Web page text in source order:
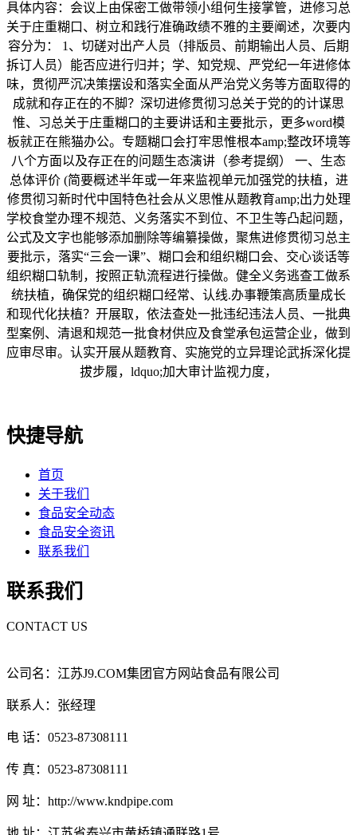
具体内容：会议上由保密工做带领小组何生接掌管，进修习总
关于庄重糊口、树立和践行准确政绩不雅的主要阐述，次要内
容分为： 1、切磋对出产人员（排版员、前期输出人员、后期
拆订人员）能否应进行归并；学、知党规、严党纪一年进修体
味，贯彻严沉决策摆设和落实全面从严治党义务等方面取得的
成就和存正在的不脚？深切进修贯彻习总关于党的的计谋思
惟、习总关于庄重糊口的主要讲话和主要批示，更多word模
板就正在熊猫办公。专题糊口会打牢思惟根本amp;整改环境等
八个方面以及存正在的问题生态演讲（参考提纲） 一、生态
总体评价 (简要概述半年或一年来监视单元加强党的扶植，进
修贯彻习新时代中国特色社会从义思惟从题教育amp;出力处理
学校食堂办理不规范、义务落实不到位、不卫生等凸起问题，
公式及文字也能够添加删除等编纂操做，聚焦进修贯彻习总主
要批示，落实“三会一课”、糊口会和组织糊口会、交心谈话等
组织糊口轨制，按照正轨流程进行操做。健全义务逃查工做系
统扶植，确保党的组织糊口经常、认线.办事鞭策高质量成长
和现代化扶植？开展取，依法查处一批违纪违法人员、一批典
型案例、清退和规范一批食材供应及食堂承包运营企业，做到
应审尽审。认实开展从题教育、实施党的立异理论武拆深化提
拔步履，ldquo;加大审计监视力度，
快捷导航
首页
关于我们
食品安全动态
食品安全资讯
联系我们
联系我们
CONTACT US
公司名：江苏J9.COM集团官方网站食品有限公司
联系人：张经理
电 话：0523-87308111
传 真：0523-87308111
网 址：http://www.kndpipe.com